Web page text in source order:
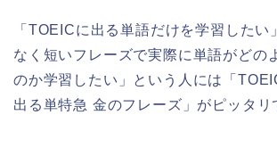
「TOEICに出る単語だけを学習したい
なく短いフレーズで実際に単語がどの
のか学習したい」という人には「
出る単特急 金のフレーズ」がピッタリ